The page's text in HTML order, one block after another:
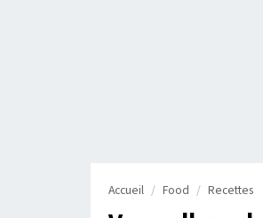
Accueil Food Recettes